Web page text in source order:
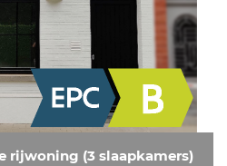
rijwoning (3 slaapkamers)